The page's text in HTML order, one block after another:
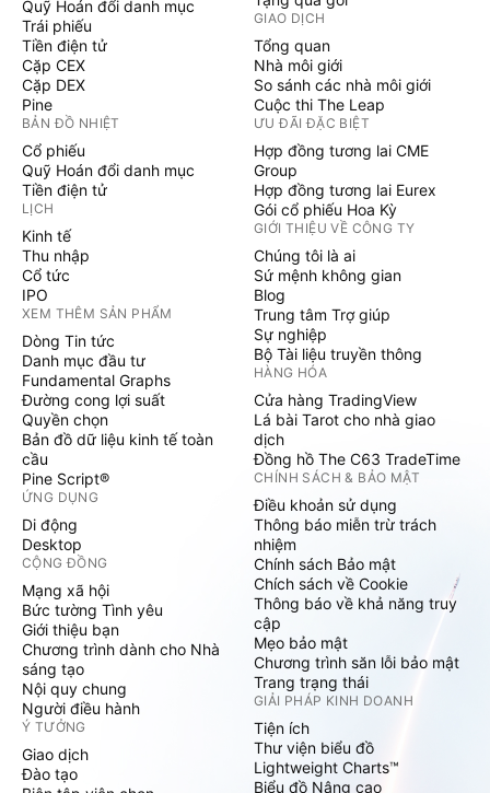
Quỹ Hoán đổi danh mục
Trái phiếu
Tiền điện tử
Cặp CEX
Cặp DEX
Pine
BẢN ĐỒ NHIỆT
Cổ phiếu
Quỹ Hoán đổi danh mục
Tiền điện tử
LỊCH
Kinh tế
Thu nhập
Cổ tức
IPO
XEM THÊM SẢN PHẨM
Dòng Tin tức
Danh mục đầu tư
Fundamental Graphs
Đường cong lợi suất
Quyền chọn
Bản đồ dữ liệu kinh tế toàn
cầu
Pine Script®
ỨNG DỤNG
Di động
Desktop
CỘNG ĐỒNG
Mạng xã hội
Bức tường Tình yêu
Giới thiệu bạn
Chương trình dành cho Nhà
sáng tạo
Nội quy chung
Người điều hành
Ý TƯỞNG
Giao dịch
Đào tạo
GIAO DỊCH
Tổng quan
Nhà môi giới
So sánh các nhà môi giới
Cuộc thi The Leap
ƯU ĐÃI ĐẶC BIỆT
Hợp đồng tương lai CME
Group
Hợp đồng tương lai Eurex
Gói cổ phiếu Hoa Kỳ
GIỚI THIỆU VỀ CÔNG TY
Chúng tôi là ai
Sứ mệnh không gian
Blog
Trung tâm Trợ giúp
Sự nghiệp
Bộ Tài liệu truyền thông
HÀNG HÓA
Cửa hàng TradingView
Lá bài Tarot cho nhà giao
dịch
Đồng hồ The C63 TradeTime
CHÍNH SÁCH & BẢO MẬT
Điều khoản sử dụng
Thông báo miễn trừ trách
nhiệm
Chính sách Bảo mật
Chích sách về Cookie
Thông báo về khả năng truy
cập
Mẹo bảo mật
Chương trình săn lỗi bảo mật
Trang trạng thái
GIẢI PHÁP KINH DOANH
Tiện ích
Thư viện biểu đồ
Lightweight Charts™
Biểu đồ Nâng cao